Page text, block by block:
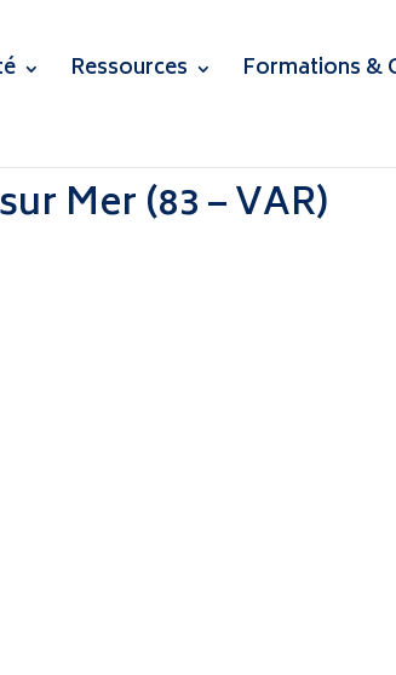
Ressources Formations &
Mer (83 – VAR)